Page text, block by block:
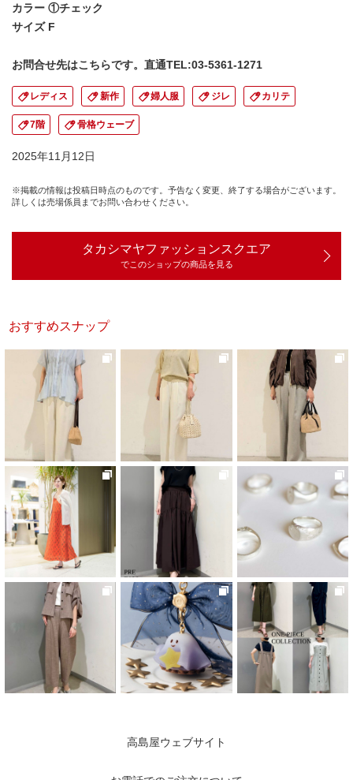
カラー ①チェック
サイズ F
お問合せ先はこちらです。直通TEL:03-5361-1271
レディス 新作 婦人服 ジレ カリテ
7階 骨格ウェーブ
2025年11月12日
※掲載の情報は投稿日時点のものです。予告なく変更、終了する場合がございます。
詳しくは売場係員までお問い合わせください。
タカシマヤファッションスクエア
でこのショップの商品を見る
おすすめスナップ
高島屋ウェブサイト